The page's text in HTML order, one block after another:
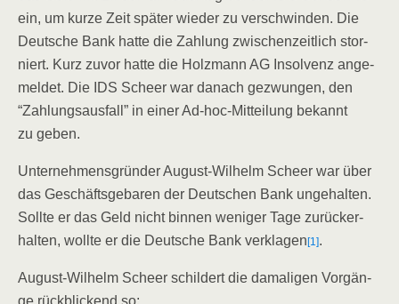
ein, um kur­ze Zeit spä­ter wie­der zu ver­schwin­den. Die
Deut­sche Bank hat­te die Zah­lung zwi­schen­zeit­lich stor­
niert. Kurz zuvor hat­te die Holz­mann AG Insol­venz ange­
mel­det. Die IDS Scheer war danach gezwun­gen, den
“Zah­lungs­aus­fall” in einer Ad-hoc-Mit­tei­lung bekannt
zu geben.
Unter­neh­mens­grün­der August-Wil­helm Scheer war über
das Geschäfts­ge­ba­ren der Deut­schen Bank unge­hal­ten.
Soll­te er das Geld nicht bin­nen weni­ger Tage zurück­er­
hal­ten, woll­te er die Deut­sche Bank ver­kla­gen [1].
August-Wil­helm Scheer schil­dert die dama­li­gen Vor­gän­
ge rück­bli­ckend so: